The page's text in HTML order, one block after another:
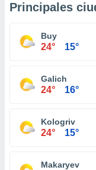
Principales
Buy
24° 15°
Galich
24° 16°
Kologriv
24° 15°
Makaryev